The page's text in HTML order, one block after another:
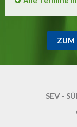
ZUM
SEV -